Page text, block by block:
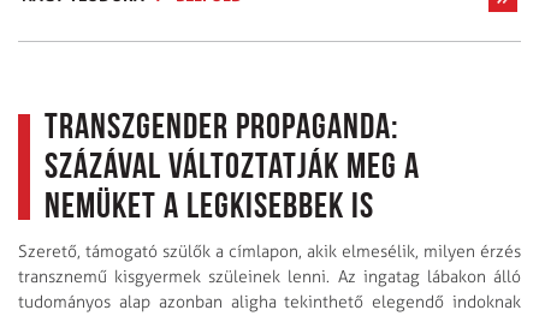
Transzgender propaganda:
százával változtatják meg a
nemüket a legkisebbek is
Szerető, támogató szülők a címlapon, akik elmesélik, milyen érzés
transznemű kisgyermek szüleinek lenni. Az ingatag lábakon álló
tudományos alap azonban aligha tekinthető elegendő indoknak